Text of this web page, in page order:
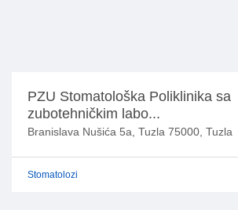
PZU Stomatološka Poliklinika sa
zubotehničkim labo...
Branislava Nušića 5a, Tuzla 75000, Tuzla
Stomatolozi